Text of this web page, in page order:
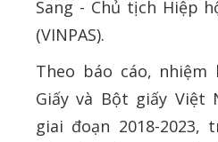
Sang - Chủ tịch Hiệp
(VINPAS).
Theo báo cáo, nhiệm
Giấy và Bột giấy Việt
giai đoạn 2018-